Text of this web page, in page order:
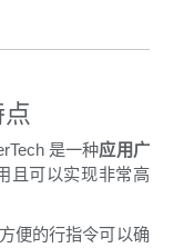
是一种应用广
且可以实现非常高
便的行指令可以确